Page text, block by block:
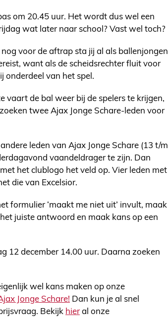
om 20.45 uur. Het wordt dus wel een
wat later naar school? Vast wel toch?
voor de aftrap sta jij al als ballenjongen
want als de scheidsrechter fluit voor
onderdeel van het spel.
vaart de bal weer bij de spelers te krijgen,
twee Ajax Jonge Schare-leden voor
leden van Ajax Jonge Schare (13 t/m
vaandeldrager te zijn. Dan
het clublogo het veld op. Vier leden met
die van Excelsior.
formulier ‘maakt me niet uit’ invult, maak
juiste antwoord en maak kans op een
12 december 14.00 uur. Daarna zoeken
wel kans maken op onze
Jonge Schare! Dan kun je al snel
Bekijk hier al onze